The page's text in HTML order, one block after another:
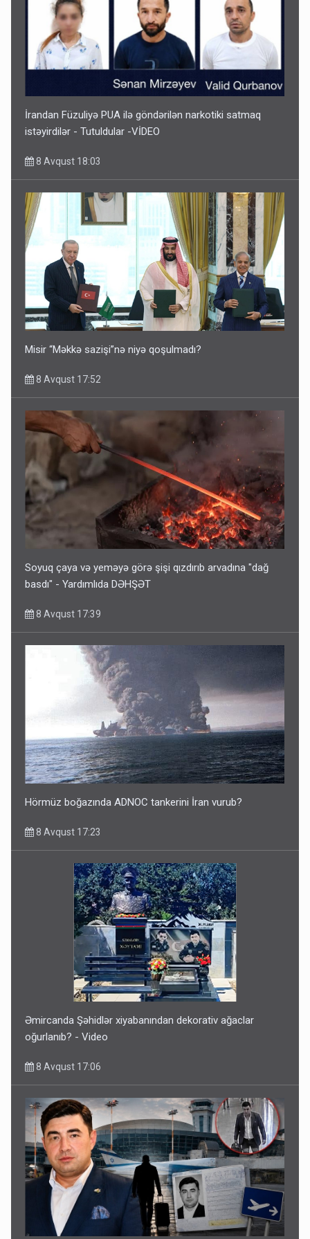
İrandan Füzuliyə PUA ilə göndərilən narkotiki satmaq
istəyirdilər - Tutuldular -VİDEO
8 Avqust 18:03
Misir “Məkkə sazişi”nə niyə qoşulmadı?
8 Avqust 17:52
Soyuq çaya və yeməyə görə şişi qızdırıb arvadına "dağ
basdı" - Yardımlıda DƏHŞƏT
8 Avqust 17:39
Hörmüz boğazında ADNOC tankerini İran vurub?
8 Avqust 17:23
Əmircanda Şəhidlər xiyabanından dekorativ ağaclar
oğurlanıb? - Video
8 Avqust 17:06